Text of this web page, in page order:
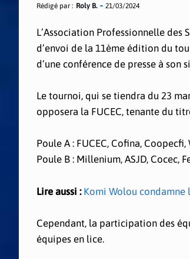
Rédigé par : Roly B. 21/03/2024
L’Association Professionnelle des
d’envoi de la 11ème édition du
d’une conférence de presse à son
Le tournoi, qui se tiendra du 23
opposera la FUCEC, tenante du
Poule A : FUCEC, Cofina, Coopecfi,
Poule B : Millenium, ASJD, Cocec,
Lire aussi : Komi Wolou
Cependant, la participation des
équipes en lice.